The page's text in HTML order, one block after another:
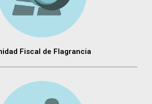
Fiscal de Flagrancia